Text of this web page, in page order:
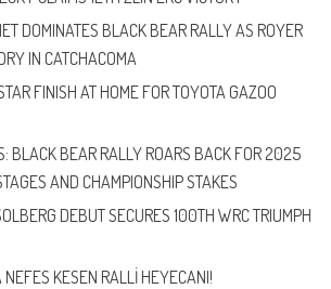
DOMINATES BLACK BEAR RALLY AS ROYER
IN CATCHACOMA
FINISH AT HOME FOR TOYOTA GAZOO
BLACK BEAR RALLY ROARS BACK FOR 2025
AND CHAMPIONSHIP STAKES
DEBUT SECURES 100TH WRC TRIUMPH
NEFES KESEN RALLİ HEYECANI!